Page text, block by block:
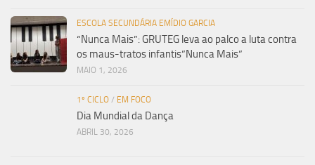
ESCOLA SECUNDÁRIA EMÍDIO GARCIA
“Nunca Mais”: GRUTEG leva ao palco a luta contra
os maus-tratos infantis”Nunca Mais”
MAIO 1, 2026
1º CICLO / EM FOCO
Dia Mundial da Dança
ABRIL 30, 2026